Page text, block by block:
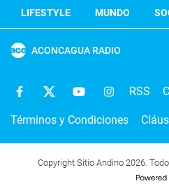
LIFESTYLE
MUNDO
ACONCAGUA RADIO
RSS
Términos y Condiciones
Copyright Sitio Andino 2026.